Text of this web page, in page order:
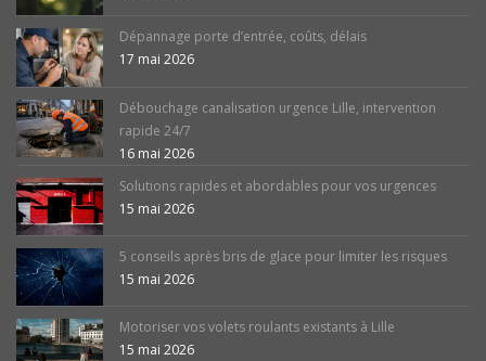
Dépannage porte d’entrée, coûts, délais
17 mai 2026
Débouchage canalisation urgence Lille, intervention
rapide 24/7
16 mai 2026
Solutions rapides et abordables pour vos urgences
15 mai 2026
5 conseils après bris de glace pour limiter les risques
15 mai 2026
Motoriser vos volets roulants existants à Lille
15 mai 2026